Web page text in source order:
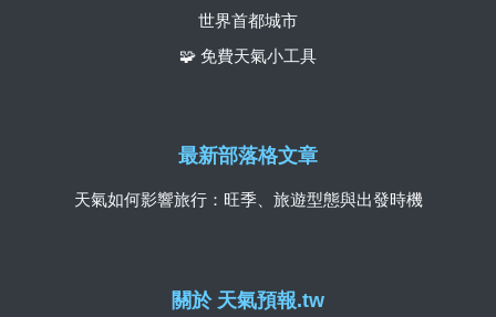
關於 天氣預報.tw
世界首都城市
🧩 免費天氣小工具
最新部落格文章
天氣如何影響旅行：旺季、旅遊型態與出發時機